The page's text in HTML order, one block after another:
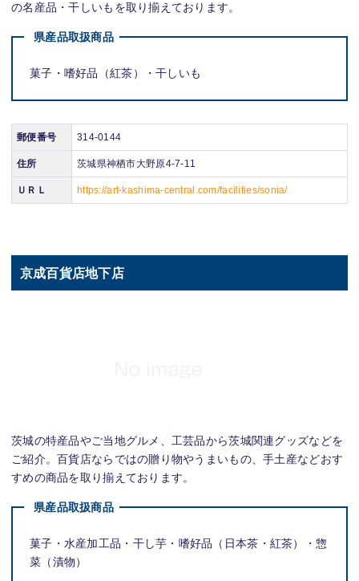
の名産品・干しいもを取り揃えております。
県産品取扱商品
菓子・嗜好品（紅茶）・干しいも
郵便番号 314-0144
住所 茨城県神栖市大野原4-7-11
ＵＲＬ https://art-kashima-central.com/facilities/sonia/
京成百貨店地下店
茨城の特産品やご当地グルメ、工芸品から茨城関連グッズなどを
ご紹介。百貨店ならではの贈り物やうまいもの、手土産などおす
すめの商品を取り揃えております。
県産品取扱商品
菓子・水産加工品・干し芋・嗜好品（日本茶・紅茶）・惣
菜（漬物）